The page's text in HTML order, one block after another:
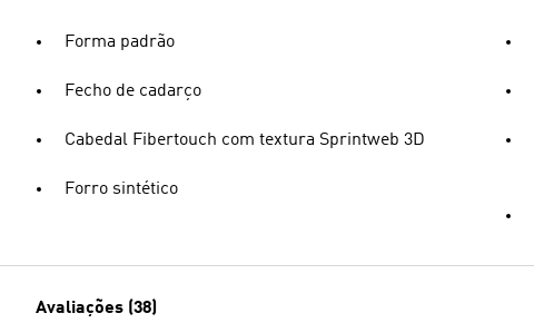
Forma padrão
Fecho de cadarço
Cabedal Fibertouch com textura Sprintweb 3D
Forro sintético
Avaliações (38)